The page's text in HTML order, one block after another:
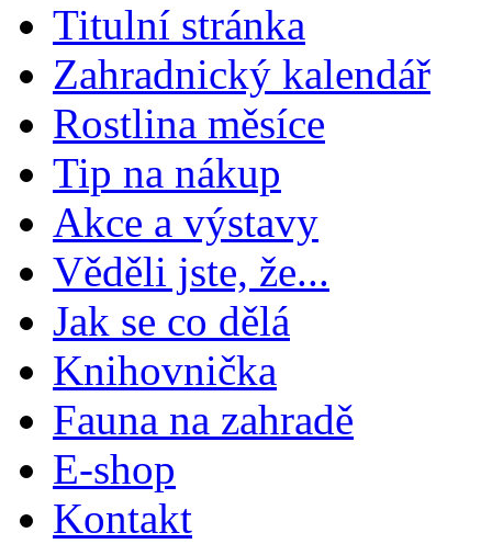
Titulní stránka
Zahradnický kalendář
Rostlina měsíce
Tip na nákup
Akce a výstavy
Věděli jste, že...
Jak se co dělá
Knihovnička
Fauna na zahradě
E-shop
Kontakt